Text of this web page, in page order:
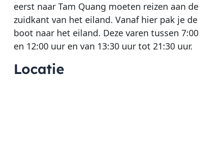
eerst naar Tam Quang moeten reizen aan de
zuidkant van het eiland. Vanaf hier pak je de
boot naar het eiland. Deze varen tussen 7:00
en 12:00 uur en van 13:30 uur tot 21:30 uur.
Locatie